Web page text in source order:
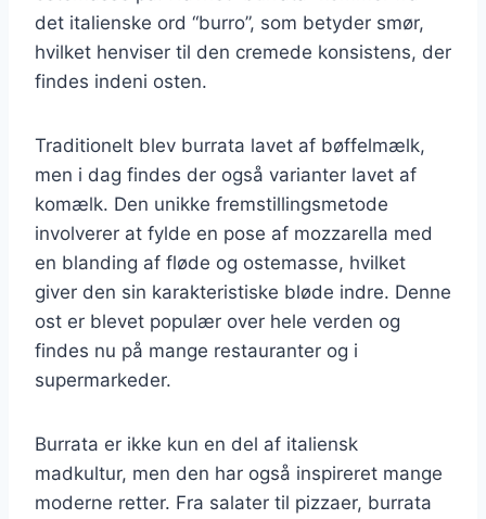
det italienske ord “burro”, som betyder smør,
hvilket henviser til den cremede konsistens, der
findes indeni osten.
Traditionelt blev burrata lavet af bøffelmælk,
men i dag findes der også varianter lavet af
komælk. Den unikke fremstillingsmetode
involverer at fylde en pose af mozzarella med
en blanding af fløde og ostemasse, hvilket
giver den sin karakteristiske bløde indre. Denne
ost er blevet populær over hele verden og
findes nu på mange restauranter og i
supermarkeder.
Burrata er ikke kun en del af italiensk
madkultur, men den har også inspireret mange
moderne retter. Fra salater til pizzaer, burrata